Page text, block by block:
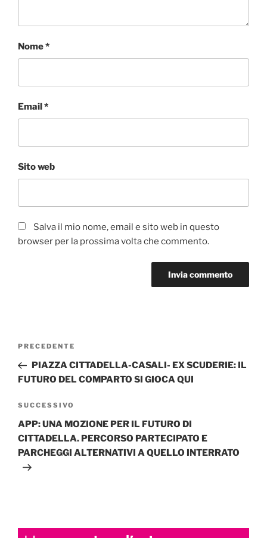
Nome*
Email *
Sito web
Salva il mio nome, email e sito web in questo
browser per la prossima volta che commento.
Navigazione
Articolo
precedente:
PRECEDENTE
PIAZZA CITTADELLA-CASALI- EX SCUDERIE: IL
FUTURO DEL COMPARTO SI GIOCA QUI
Articolo
successivo
SUCCESSIVO
APP: UNA MOZIONE PER IL FUTURO DI
CITTADELLA. PERCORSO PARTECIPATO E
PARCHEGGI ALTERNATIVI A QUELLO INTERRATO